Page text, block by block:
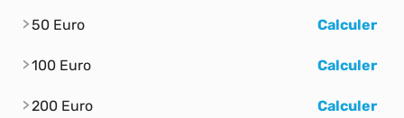
50 Euro Calculer
100 Euro Calculer
200 Euro Calculer